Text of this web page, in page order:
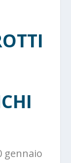
gennaio